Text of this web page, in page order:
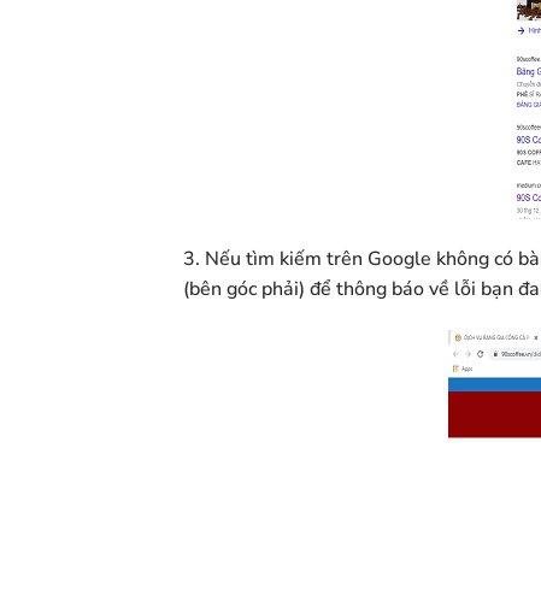
3. Nếu tìm kiếm trên Google không có
(bên góc phải) để thông báo về lỗi bạn